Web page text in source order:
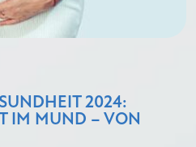
2024:
IM MUND – VON